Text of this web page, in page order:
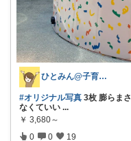
ひとみん@子育てと可愛いもの好き⚮̈
#オリジナル写真 3枚 膨らまさ
なくていい ...
￥ 3,680～
0 0 19